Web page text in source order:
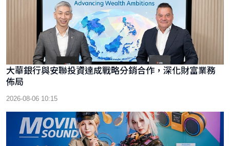
大華銀行與安聯投資達成戰略分銷合作，深化財富業務
佈局
2026-08-06 10:15